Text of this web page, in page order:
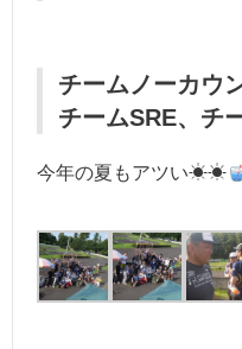
チームノーカウ
チームSRE、チ
今年の夏もアツい☀☀